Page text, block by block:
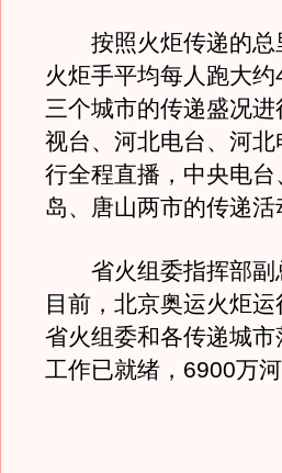
按照火炬传递的总
火炬手平均每人跑大
三个城市的传递盛况
视台、河北电台、河
行全程直播，中央电
岛、唐山两市的传递活
省火组委指挥部副
目前，北京奥运火炬
省火组委和各传递城
工作已就绪，6900万